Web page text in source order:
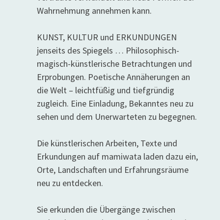
Wahrnehmung annehmen kann.
KUNST, KULTUR und ERKUNDUNGEN
jenseits des Spiegels … Philosophisch-
magisch-künstlerische Betrachtungen und
Erprobungen. Poetische Annäherungen an
die Welt – leichtfüßig und tiefgründig
zugleich. Eine Einladung, Bekanntes neu zu
sehen und dem Unerwarteten zu begegnen.
Die künstlerischen Arbeiten, Texte und
Erkundungen auf mamiwata laden dazu ein,
Orte, Landschaften und Erfahrungsräume
neu zu entdecken.
Sie erkunden die Übergänge zwischen